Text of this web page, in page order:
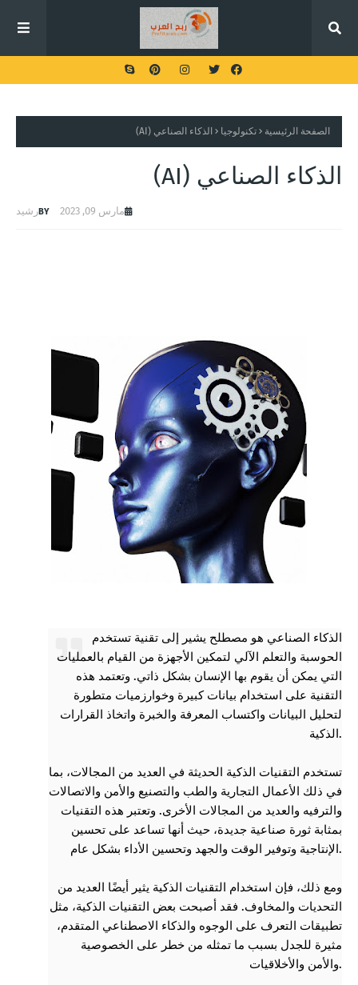
الصفحة الرئيسية تكنولوجيا الذكاء الصناعي (AI)
الذكاء الصناعي (AI)
رشيد مارس 09, 2023
الذكاء الصناعي هو مصطلح يشير إلى تقنية تستخدم
الحوسبة والتعلم الآلي لتمكين الأجهزة من القيام بالعمليات
التي يمكن أن يقوم بها الإنسان بشكل ذاتي. وتعتمد هذه
التقنية على استخدام بيانات كبيرة وخوارزميات متطورة
لتحليل البيانات واكتساب المعرفة والخبرة واتخاذ القرارات
الذكية.
تستخدم التقنيات الذكية الحديثة في العديد من المجالات، بما
في ذلك الأعمال التجارية والطب والتصنيع والأمن والاتصالات
والترفيه والعديد من المجالات الأخرى. وتعتبر هذه التقنيات
بمثابة ثورة صناعية جديدة، حيث أنها تساعد على تحسين
الإنتاجية وتوفير الوقت والجهد وتحسين الأداء بشكل عام.
ومع ذلك، فإن استخدام التقنيات الذكية يثير أيضًا العديد من
التحديات والمخاوف. فقد أصبحت بعض التقنيات الذكية، مثل
تطبيقات التعرف على الوجوه والذكاء الاصطناعي المتقدم،
مثيرة للجدل بسبب ما تمثله من خطر على الخصوصية
والأمن والأخلاقيات.